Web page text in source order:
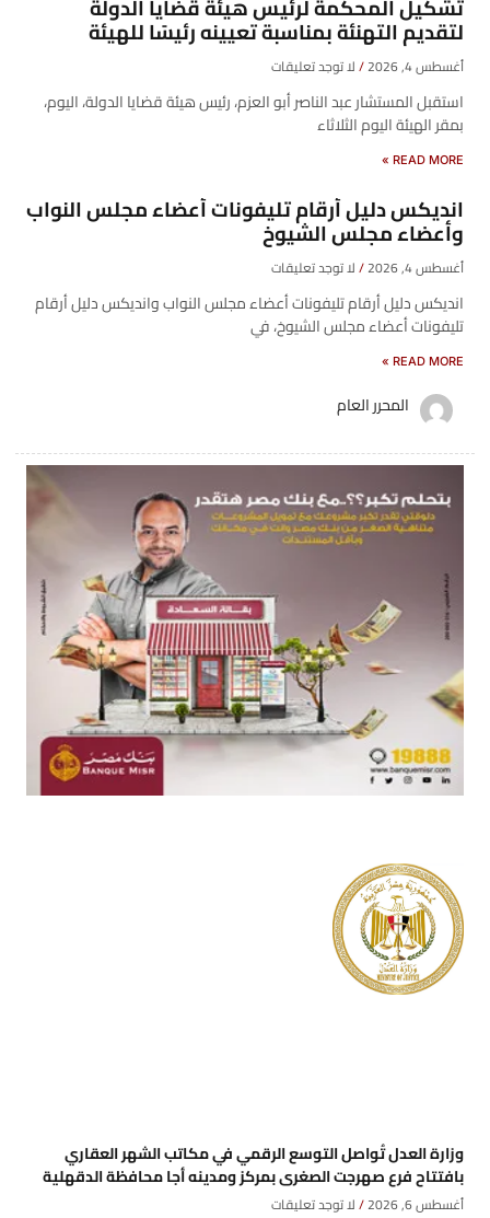
تشكيل المحكمة لرئيس هيئة قضايا الدولة
لتقديم التهنئة بمناسبة تعيينه رئيسًا للهيئة
أغسطس 4, 2026 لا توجد تعليقات
​استقبل المستشار عبد الناصر أبو العزم، رئيس هيئة قضايا الدولة، اليوم،
بمقر الهيئة اليوم الثلاثاء
READ MORE »
انديكس دليل أرقام تليفونات أعضاء مجلس النواب
وأعضاء مجلس الشيوخ
أغسطس 4, 2026 لا توجد تعليقات
انديكس دليل أرقام تليفونات أعضاء مجلس النواب وانديكس دليل أرقام
تليفونات أعضاء مجلس الشيوخ، في
READ MORE »
المحرر العام
وزارة العدل تُواصل التوسع الرقمي في مكاتب الشهر العقاري
بافتتاح فرع صهرجت الصغرى بمركز ومدينه أجا محافظة الدقهلية
أغسطس 6, 2026 لا توجد تعليقات